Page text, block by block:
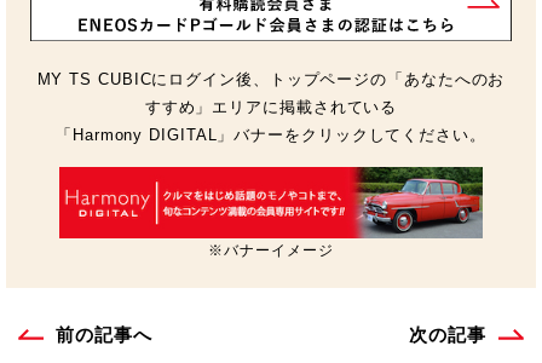
MY TS CUBICにログイン後、トップページの「あなたへのお
すすめ」エリアに掲載されている
「Harmony DIGITAL」バナーをクリックしてください。
※バナーイメージ
前の記事へ 次の記事